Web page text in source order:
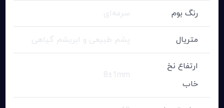
رنگ بوم سرمه‌ای
متریال پشم طبیعی و ابریشم گیاهی
ارتفاع نخ
خاب
8±1mm